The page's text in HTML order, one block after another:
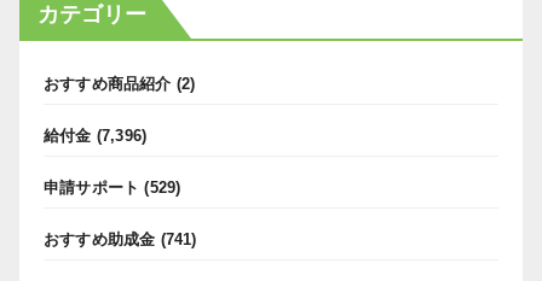
カテゴリー
おすすめ商品紹介 (2)
給付金 (7,396)
申請サポート (529)
おすすめ助成金 (741)